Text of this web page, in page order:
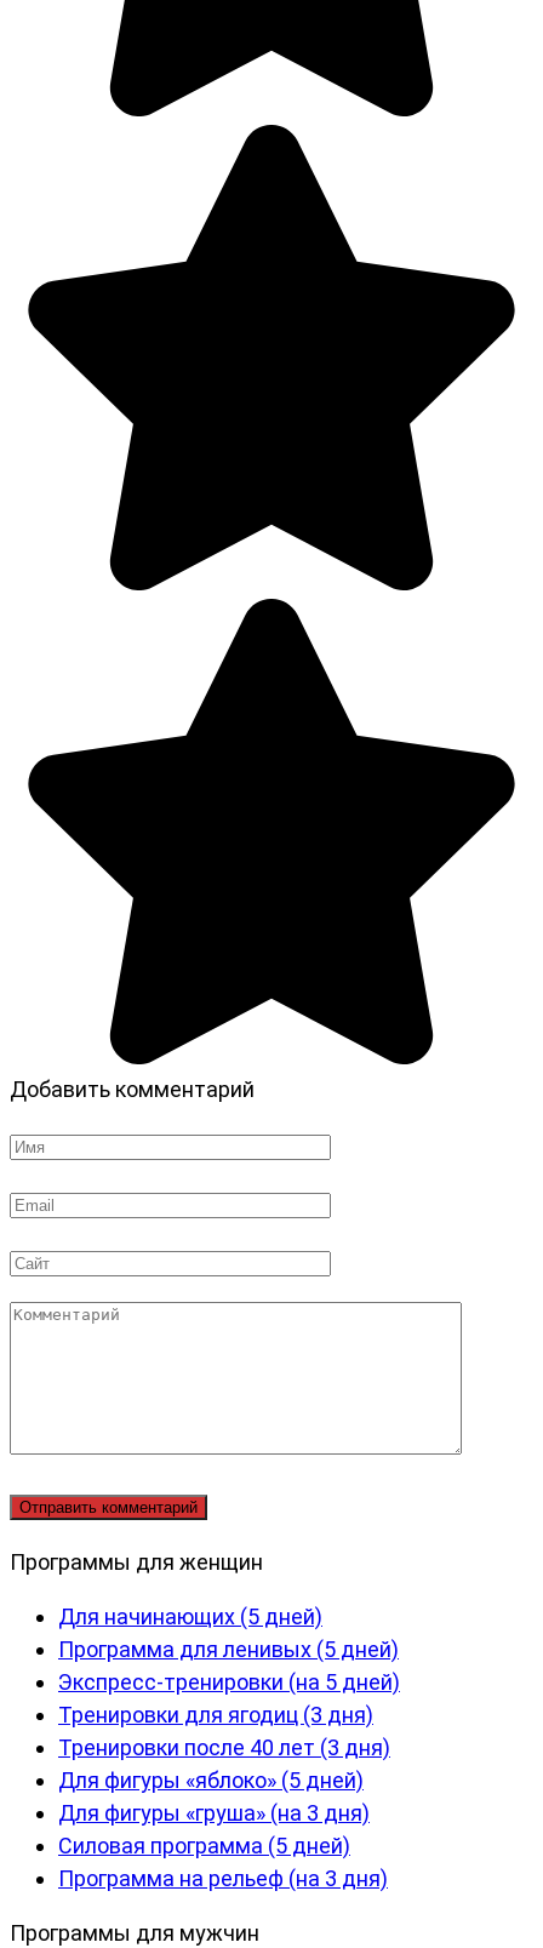
Добавить комментарий
Имя
Email
Сайт
Комментарий
Программы для женщин
Для начинающих (5 дней)
Программа для ленивых (5 дней)
Экспресс-тренировки (на 5 дней)
Тренировки для ягодиц (3 дня)
Тренировки после 40 лет (3 дня)
Для фигуры «яблоко» (5 дней)
Для фигуры «груша» (на 3 дня)
Силовая программа (5 дней)
Программа на рельеф (на 3 дня)
Программы для мужчин